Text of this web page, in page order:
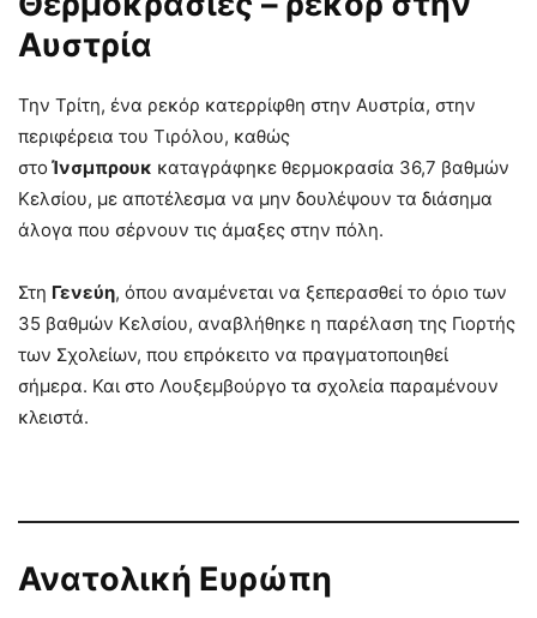
Αυστρία
Την Τρίτη, ένα ρεκόρ κατερρίφθη στην Αυστρία, στην
περιφέρεια του Τιρόλου, καθώς
στο Ίνσμπρουκ καταγράφηκε θερμοκρασία 36,7 βαθμών
Κελσίου, με αποτέλεσμα να μην δουλέψουν τα διάσημα
άλογα που σέρνουν τις άμαξες στην πόλη.
Στη Γενεύη, όπου αναμένεται να ξεπερασθεί το όριο των
35 βαθμών Κελσίου, αναβλήθηκε η παρέλαση της Γιορτής
των Σχολείων, που επρόκειτο να πραγματοποιηθεί
σήμερα. Και στο Λουξεμβούργο τα σχολεία παραμένουν
κλειστά.
Ανατολική Ευρώπη